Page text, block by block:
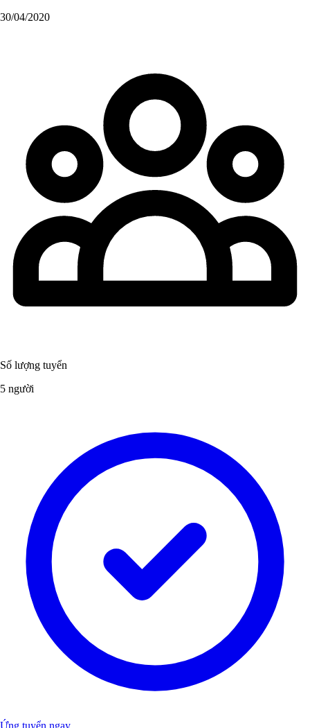
30/04/2020
Số lượng tuyển
5 người
Ứng tuyển ngay